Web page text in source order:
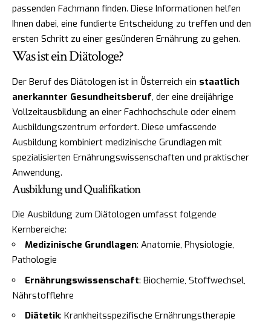
passenden Fachmann finden. Diese Informationen helfen
Ihnen dabei, eine fundierte Entscheidung zu treffen und den
ersten Schritt zu einer gesünderen Ernährung zu gehen.
Was ist ein Diätologe?
Der Beruf des Diätologen ist in Österreich ein staatlich
anerkannter Gesundheitsberuf, der eine dreijährige
Vollzeitausbildung an einer Fachhochschule oder einem
Ausbildungszentrum erfordert. Diese umfassende
Ausbildung kombiniert medizinische Grundlagen mit
spezialisierten Ernährungswissenschaften und praktischer
Anwendung.
Ausbildung und Qualifikation
Die Ausbildung zum Diätologen umfasst folgende
Kernbereiche:
Medizinische Grundlagen: Anatomie, Physiologie,
Pathologie
Ernährungswissenschaft: Biochemie, Stoffwechsel,
Nährstofflehre
Diätetik: Krankheitsspezifische Ernährungstherapie